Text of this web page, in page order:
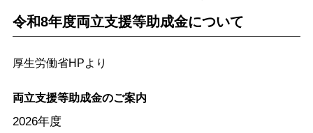
令和8年度両立支援等助成金について
厚生労働省HPより
両立支援等助成金のご案内
2026年度